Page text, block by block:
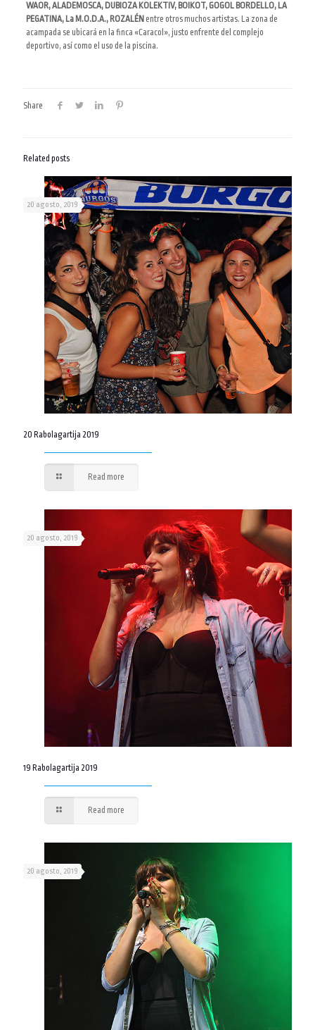
WAOR,ALADEMOSCA, DUBIOZA KOLEKTIV, BOIKOT, GOGOL BORDELLO, LA
PEGATINA, La M.O.D.A., ROZALÉN entre otros muchos artistas. La zona de
acampada se ubicará en la finca «Caracol», justo enfrente del complejo
deportivo, así como el uso de la piscina.
Share
Related posts
20 agosto, 2019
20 Rabolagartija 2019
Read more
20 agosto, 2019
19 Rabolagartija 2019
Read more
20 agosto, 2019